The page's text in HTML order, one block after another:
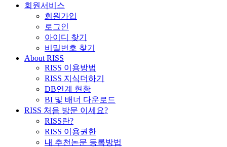
회원서비스
회원가입
로그인
아이디 찾기
비밀번호 찾기
About RISS
RISS 이용방법
RISS 지식더하기
DB연계 현황
BI 및 배너 다운로드
RISS 처음 방문 이세요?
RISS란?
RISS 이용권한
내 추천논문 등록방법